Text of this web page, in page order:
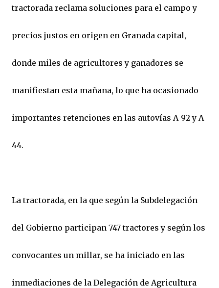
tractorada reclama soluciones para el campo y
precios justos en origen en Granada capital,
donde miles de agricultores y ganadores se
manifiestan esta mañana, lo que ha ocasionado
importantes retenciones en las autovías A-92 y A-
44.
La tractorada, en la que según la Subdelegación
del Gobierno participan 747 tractores y según los
convocantes un millar, se ha iniciado en las
inmediaciones de la Delegación de Agricultura